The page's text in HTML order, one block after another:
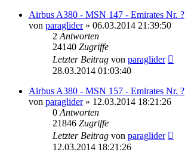
Airbus A380 - MSN 147 - Emirates Nr. ?
von paraglider» 06.03.2014 21:39:50
2 Antworten
24140 Zugriffe
Letzter Beitrag von paraglider
28.03.2014 01:03:40
Airbus A380 - MSN 157 - Emirates Nr. ?
von paraglider» 12.03.2014 18:21:26
0 Antworten
21846 Zugriffe
Letzter Beitrag von paraglider
12.03.2014 18:21:26